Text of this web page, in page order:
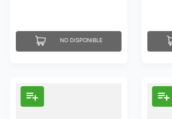
NO DISPONIBLE